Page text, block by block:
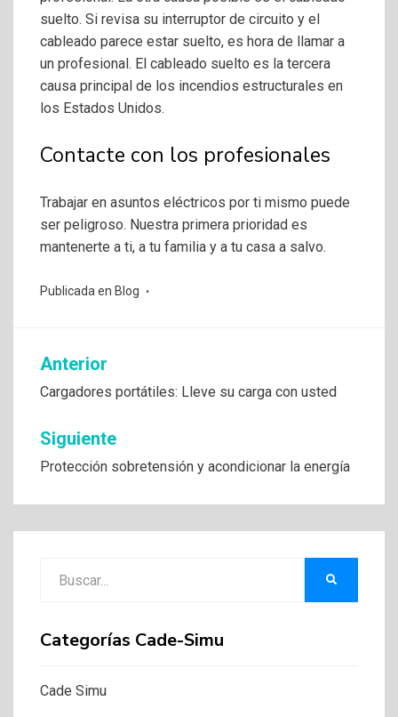
suelto. Si revisa su interruptor de circuito y el
cableado parece estar suelto, es hora de llamar a
un profesional. El cableado suelto es la tercera
causa principal de los incendios estructurales en
los Estados Unidos.
Contacte con los profesionales
Trabajar en asuntos eléctricos por ti mismo puede
ser peligroso. Nuestra primera prioridad es
mantenerte a ti, a tu familia y a tu casa a salvo.
Publicada en Blog
Navegación
de
entradas
Anterior
Cargadores portátiles: Lleve su carga con usted
Siguiente
Protección sobretensión y acondicionar la energía
Categorías Cade-Simu
Cade Simu